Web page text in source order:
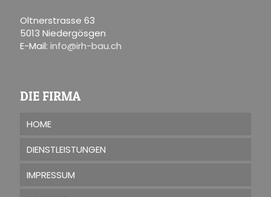
Oltnerstrasse 63
5013 Niedergösgen
E-Mail: info@irh-bau.ch
DIE FIRMA
HOME
DIENSTLEISTUNGEN
IMPRESSUM